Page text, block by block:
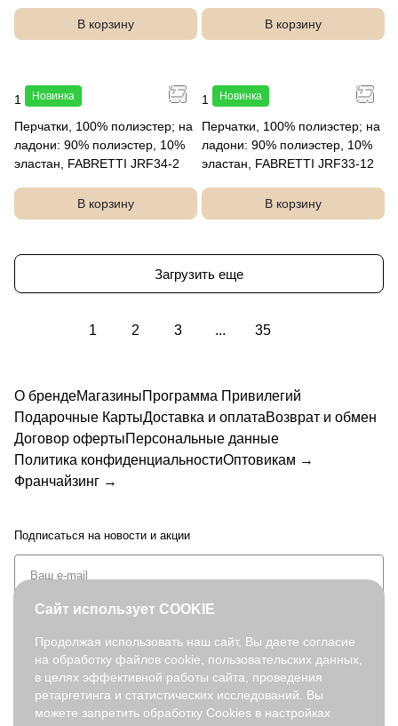
В корзину
В корзину
Новинка
1 490 руб.
Перчатки, 100% полиэстер; на
ладони: 90% полиэстер, 10%
эластан, FABRETTI JRF34-2
В корзину
Новинка
1 490 руб.
Перчатки, 100% полиэстер; на
ладони: 90% полиэстер, 10%
эластан, FABRETTI JRF33-12
В корзину
Загрузить еще
1 2 3 ... 35
О брендеМагазиныПрограмма Привилегий
Подарочные КартыДоставка и оплатаВозврат и обмен
Договор офертыПерсональные данные
Политика конфиденциальностиОптовикам →
Франчайзинг →
Подписаться на новости и акции
+7 (495) 127-08-52
order@fabretti.ru
Сайт использует COOKIE
Продолжая использовать наш сайт, Вы даете согласие
на обработку файлов cookie, пользовательских данных,
в целях эффективной работы сайта, проведения
ретаргетинга и статистических исследований. Вы
можете запретить обработку Cookies в настройках